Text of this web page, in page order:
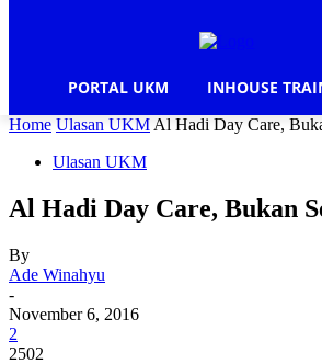
PORTAL UKM INHOUSE
Home Ulasan UKM Al Hadi Day Care,
Ulasan UKM
Al Hadi Day Care, Bukan
By
Ade Winahyu
-
November 6, 2016
2
2502